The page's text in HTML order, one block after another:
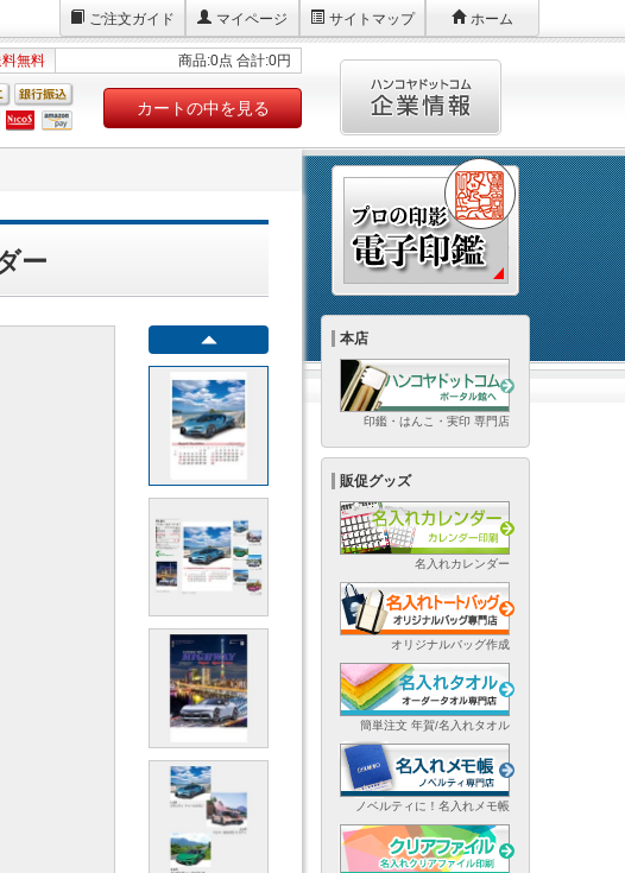
ご注文ガイド マイページ サイトマップ ホーム
無料 商品:0点 合計:0円
カートの中を見る
ー
本店
印鑑・はんこ・実印 専門店
販促グッズ
名入れカレンダー
オリジナルバッグ作成
簡単注文 年賀/名入れタオル
ノベルティに！名入れメモ帳